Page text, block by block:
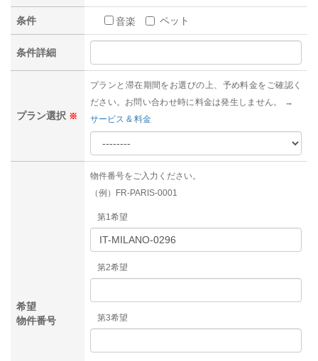
条件 音楽 ペット
条件詳細
プラン選択 ※
プランと滞在期間をお選びの上、予め料金をご確認く
ださい。お問い合わせ時に料金は発生しません。 →
サービス & 料金
希望
物件番号
物件番号をご入力ください。
（例）FR-PARIS-0001
第1希望
第2希望
第3希望